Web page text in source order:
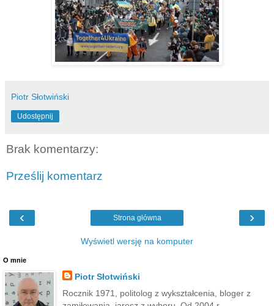
Piotr Słotwiński
Udostępnij
Brak komentarzy:
Prześlij komentarz
‹ ›
Strona główna
Wyświetl wersję na komputer
O mnie
Piotr Słotwiński
Rocznik 1971, politolog z wykształcenia, bloger z